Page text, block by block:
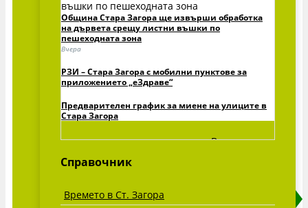
Община Стара Загора ще извърши обработка
на дървета срещу листни въшки по
пешеходната зона
Вчера
РЗИ – Стара Загора с мобилни пунктове за
приложението „еЗдраве“
Предварителен график за миене на улиците в
Стара Загора
Виж всички »
Справочник
Времето в Ст. Загора